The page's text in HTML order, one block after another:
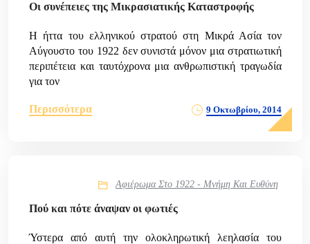
Οι συνέπειες της Μικρασιατικής Καταστροφής
Η ήττα του ελληνικού στρατού στη Μικρά Ασία τον
Αύγουστο του 1922 δεν συνιστά μόνον μια στρατιωτική
περιπέτεια και ταυτόχρονα μια ανθρωπιστική τραγωδία
για τον
Περισσότερα 9 Οκτωβρίου, 2014
Αφιέρωμα Στο 1922 - Μνήμη Και Ευθύνη
Πού και πότε άναψαν οι φωτιές
Ύστερα από αυτή την ολοκληρωτική λεηλασία του